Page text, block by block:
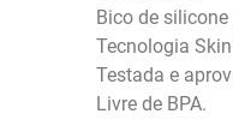
Bico de
Tecnologia
Testada e
Livre de BPA.